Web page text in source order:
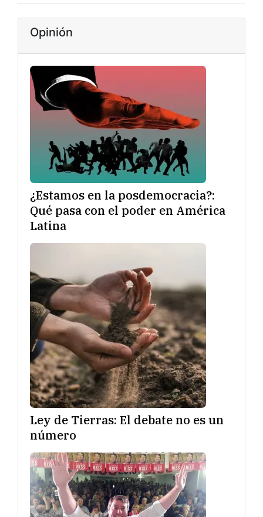
Opinión
¿Estamos en la posdemocracia?:
Qué pasa con el poder en América
Latina
Ley de Tierras: El debate no es un
número